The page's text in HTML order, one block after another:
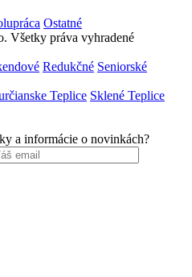
Ostatné
Všetky práva vyhradené
Redukčné Seniorské
Teplice Sklené Teplice
a informácie o novinkách?